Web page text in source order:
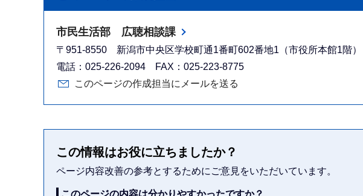
市民生活部 広聴相談課
〒951-8550 新潟市中央区学校町通1番町602番地1（市役所本館1階）
電話：025-226-2094 FAX：025-223-8775
このページの作成担当にメールを送る
この情報はお役に立ちましたか？
ページ内容改善の参考とするためにご意見をいただいています。
このページの内容は分かりやすかったですか？